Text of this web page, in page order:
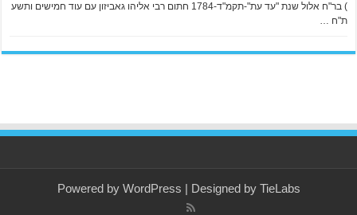
) בר"ח אלול שנת "עד עת"-תקמ"ד-1784 חתום רבי אליהו גאביזון עם עוד חמישים ותשע
ת"ח …
Powered by WordPress | Designed by TieLabs